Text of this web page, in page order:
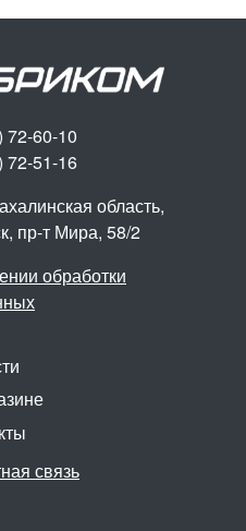
72-60-10
72-51-16
область,
пр-т Мира, 58/2
обработки
связь